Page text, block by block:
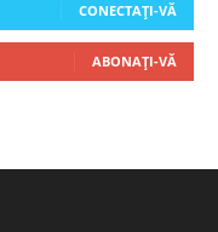
CONECTAȚI-VĂ
ABONAȚI-VĂ